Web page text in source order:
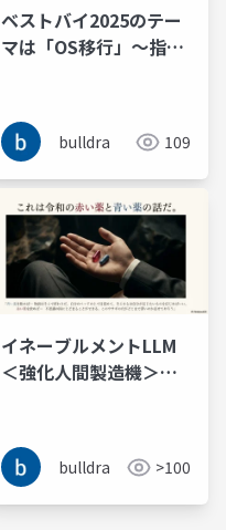
ベストバイ2025のテー
マは「OS移行」〜指数
オーバーポイント
bulldra 109
イネーブルメントLLM
＜強化人間製造機＞と
赤い薬と青い薬である
bulldra >100